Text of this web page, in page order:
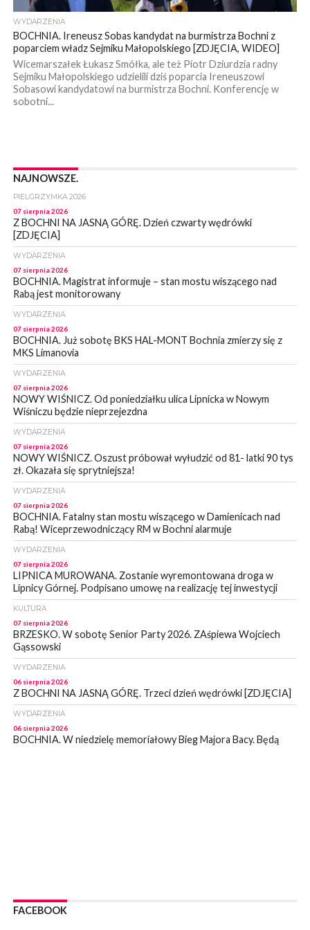
WYDARZENIA
BOCHNIA. Ireneusz Sobas kandydat na burmistrza Bochni z
poparciem władz Sejmiku Małopolskiego [ZDJĘCIA, WIDEO]
Wicemarszałek Łukasz Smółka, ale też Piotr Dziurdzia radny
Sejmiku Małopolskiego udzielili dziś poparcia Ireneuszowi
Sobasowi kandydatowi na burmistrza Bochni. Konferencję w
sobotni...
NAJNOWSZE.
PIELGRZYMKA 2026
07 sierpnia 2026
Z BOCHNI NA JASNĄ GÓRĘ. Dzień czwarty wędrówki
[ZDJĘCIA]
WYDARZENIA
07 sierpnia 2026
BOCHNIA. Magistrat informuje – stan mostu wiszącego nad
Rabą jest monitorowany
WYDARZENIA
07 sierpnia 2026
BOCHNIA. Już sobotę BKS HAL-MONT Bochnia zmierzy się z
MKS Limanovia
WYDARZENIA
07 sierpnia 2026
NOWY WIŚNICZ. Od poniedziałku ulica Lipnicka w Nowym
Wiśniczu będzie nieprzejezdna
WYDARZENIA
07 sierpnia 2026
NOWY WIŚNICZ. Oszust próbował wyłudzić od 81- latki 90 tys
zł. Okazała się sprytniejsza!
WYDARZENIA
07 sierpnia 2026
BOCHNIA. Fatalny stan mostu wiszącego w Damienicach nad
Rabą! Wiceprzewodniczący RM w Bochni alarmuje
WYDARZENIA
07 sierpnia 2026
LIPNICA MUROWANA. Zostanie wyremontowana droga w
Lipnicy Górnej. Podpisano umowę na realizację tej inwestycji
KULTURA
07 sierpnia 2026
BRZESKO. W sobotę Senior Party 2026. ZAśpiewa Wojciech
Gąssowski
WYDARZENIA
06 sierpnia 2026
Z BOCHNI NA JASNĄ GÓRĘ. Trzeci dzień wędrówki [ZDJĘCIA]
WYDARZENIA
06 sierpnia 2026
BOCHNIA. W niedzielę memoriałowy Bieg Majora Bacy. Będą
06 sierpnia 2026
POWIAT BRZESKI. W Wytrzyszczce karetka zderzyła się z
FACEBOOK